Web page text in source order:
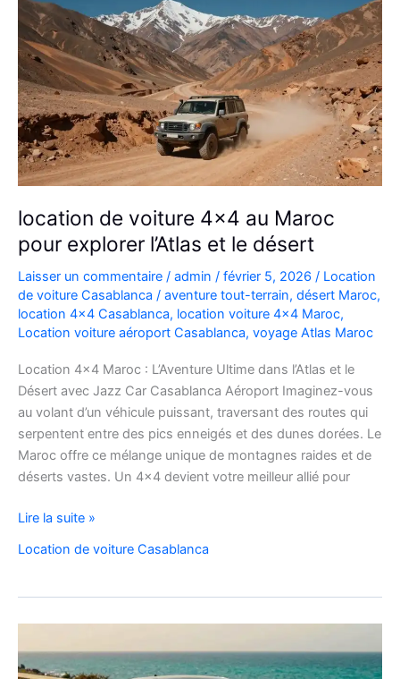
location de voiture 4×4 au Maroc
pour explorer l’Atlas et le désert
Laisser un commentaire / admin / février 5, 2026 / Location
de voiture Casablanca / aventure tout-terrain, désert Maroc,
location 4x4 Casablanca, location voiture 4x4 Maroc,
Location voiture aéroport Casablanca, voyage Atlas Maroc
Location 4×4 Maroc : L’Aventure Ultime dans l’Atlas et le
Désert avec Jazz Car Casablanca Aéroport Imaginez-vous
au volant d’un véhicule puissant, traversant des routes qui
serpentent entre des pics enneigés et des dunes dorées. Le
Maroc offre ce mélange unique de montagnes raides et de
déserts vastes. Un 4×4 devient votre meilleur allié pour
location
voiture
au
Maroc
explorer
Lire la suite »
Location de voiture Casablanca